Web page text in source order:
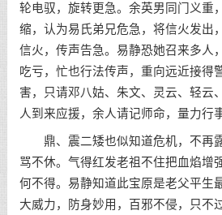
轮电驭，旋转更急。余英男同门义重
缩，认为易氏弟兄危急，将信火发出
信火，传声告急。易静恐她召来多人
吃亏，忙也行法传声，重向远近接得
害，只请邓八姑、朱文、灵云、轻云
人到来应援，余人请记师命，量力行
鼎、震二矮也似知道危机，不再
骂不休。气得红发老祖不住把血焰增
何不得。易静知道此宝原是老父平生
大威力，防身妙用，百邪不侵，只不